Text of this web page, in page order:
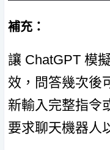
補充：
讓 ChatGPT 模
效，問答幾次後
新輸入完整指令
要求聊天機器人